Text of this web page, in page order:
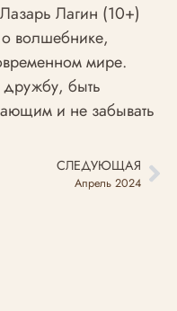
Лагин (10+)
о волшебнике,
мире.
дружбу, быть
и не забывать
СЛЕДУЮЩАЯ
Апрель 2024